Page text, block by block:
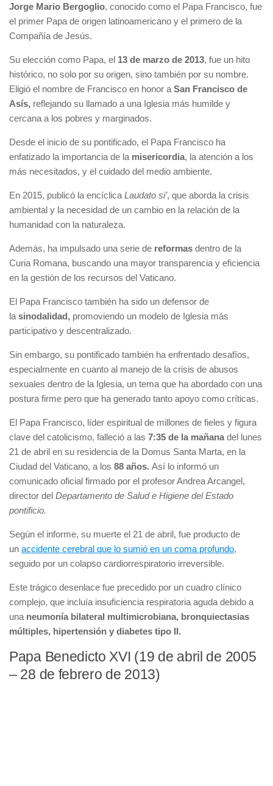
Jorge Mario Bergoglio, conocido como el Papa Francisco, fue
el primer Papa de origen latinoamericano y el primero de la
Compañía de Jesús.
Su elección como Papa, el 13 de marzo de 2013, fue un hito
histórico, no solo por su origen, sino también por su nombre.
Eligió el nombre de Francisco en honor a San Francisco de
Asís, reflejando su llamado a una Iglesia más humilde y
cercana a los pobres y marginados.
Desde el inicio de su pontificado, el Papa Francisco ha
enfatizado la importancia de la misericordia, la atención a los
más necesitados, y el cuidado del medio ambiente.
En 2015, publicó la encíclica Laudato si’, que aborda la crisis
ambiental y la necesidad de un cambio en la relación de la
humanidad con la naturaleza.
Además, ha impulsado una serie de reformas dentro de la
Curia Romana, buscando una mayor transparencia y eficiencia
en la gestión de los recursos del Vaticano.
El Papa Francisco también ha sido un defensor de
la sinodalidad, promoviendo un modelo de Iglesia más
participativo y descentralizado.
Sin embargo, su pontificado también ha enfrentado desafíos,
especialmente en cuanto al manejo de la crisis de abusos
sexuales dentro de la Iglesia, un tema que ha abordado con una
postura firme pero que ha generado tanto apoyo como críticas.
El Papa Francisco, líder espiritual de millones de fieles y figura
clave del catolicismo, falleció a las 7:35 de la mañana del lunes
21 de abril en su residencia de la Domus Santa Marta, en la
Ciudad del Vaticano, a los 88 años. Así lo informó un
comunicado oficial firmado por el profesor Andrea Arcangel,
director del Departamento de Salud e Higiene del Estado
pontificio.
Según el informe, su muerte el 21 de abril, fue producto de
un accidente cerebral que lo sumió en un coma profundo,
seguido por un colapso cardiorrespiratorio irreversible.
Este trágico desenlace fue precedido por un cuadro clínico
complejo, que incluía insuficiencia respiratoria aguda debido a
una neumonía bilateral multimicrobiana, bronquiectasias
múltiples, hipertensión y diabetes tipo II.
Papa Benedicto XVI (19 de abril de 2005
– 28 de febrero de 2013)